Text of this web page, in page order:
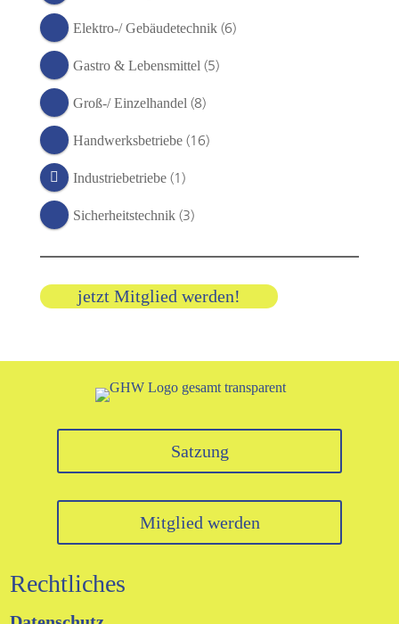
Elektro-/ Gebäudetechnik (6)
Gastro & Lebensmittel (5)
Groß-/ Einzelhandel (8)
Handwerksbetriebe (16)
Industriebetriebe (1)
Sicherheitstechnik (3)
jetzt Mitglied werden!
Satzung
Mitglied werden
Rechtliches